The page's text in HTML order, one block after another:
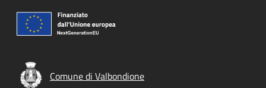
Comune di Valbondione